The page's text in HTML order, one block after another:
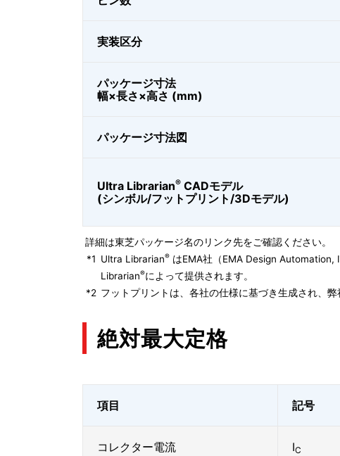
実装区分
パッケージ寸法
幅×長さ×高さ (mm)
パッケージ寸法図
Ultra Librarian® CADモデル
(シンボル/フットプリント/3Dモデル)
詳細は東芝パッケージ名のリンク先をご確認ください。
*1 Ultra Librarian® はEMA社（EMA Design
Librarian®によって提供されます。
*2 フットプリントは、各社の仕様に基づき生成され、
絶対最大定格
項目 記号
コレクター電流 IC